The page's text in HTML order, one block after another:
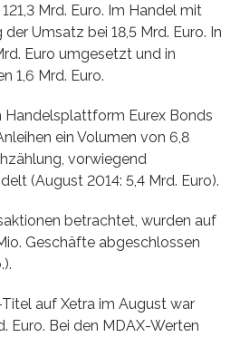
Mrd. Euro. Im Handel mit
Umsatz bei 18,5 Mrd. Euro. In
Euro umgesetzt und in
1,6 Mrd. Euro.
Handelsplattform Eurex Bonds
ein Volumen von 6,8
vorwiegend
(August 2014: 5,4 Mrd. Euro).
betrachtet, wurden auf
Geschäfte abgeschlossen
auf Xetra im August war
Euro. Bei den MDAX-Werten